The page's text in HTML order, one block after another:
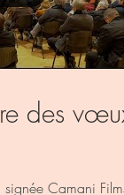
des vœux
Camani Films